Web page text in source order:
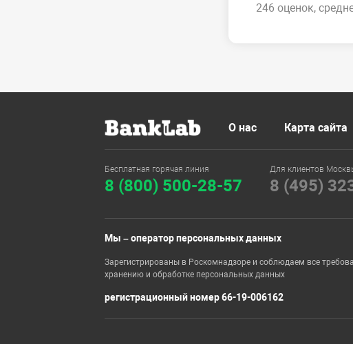
246 оценок,
О нас Карта сайта
Бесплатная горячая линия
8 (800) 500-28-57
Для клиентов
8 (495)
Мы – оператор персональных данных
Зарегистрированы в Роскомнадзоре и соблюдаем все
хранению и обработке персональных данных
регистрационный номер 66-19-006162